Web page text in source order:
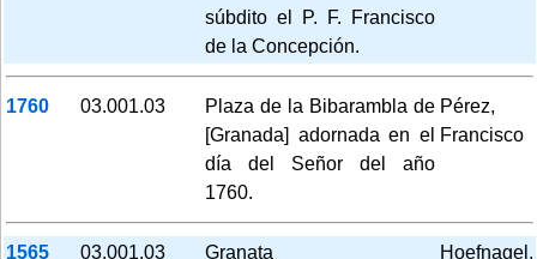
súbdito el P. F. Francisco
de la Concepción.
1760 03.001.03
Plaza de la Bibarambla de
[Granada] adornada en el
día del Señor del año
1760.
Pérez,
Francisco
1565 03.001.03 Granata
Hoefnagel,